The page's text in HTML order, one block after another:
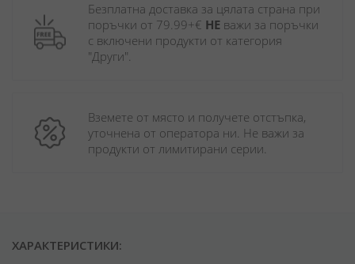
Безплатна доставка за цялата страна при
поръчки от 79.99+€ НЕ важи за поръчки
с включени продукти от категория
"Други".
Вземете от място и получете отстъпка,
уточнена от оператора ни. Не важи за
продукти от лимитирани серии.
ХАРАКТЕРИСТИКИ: